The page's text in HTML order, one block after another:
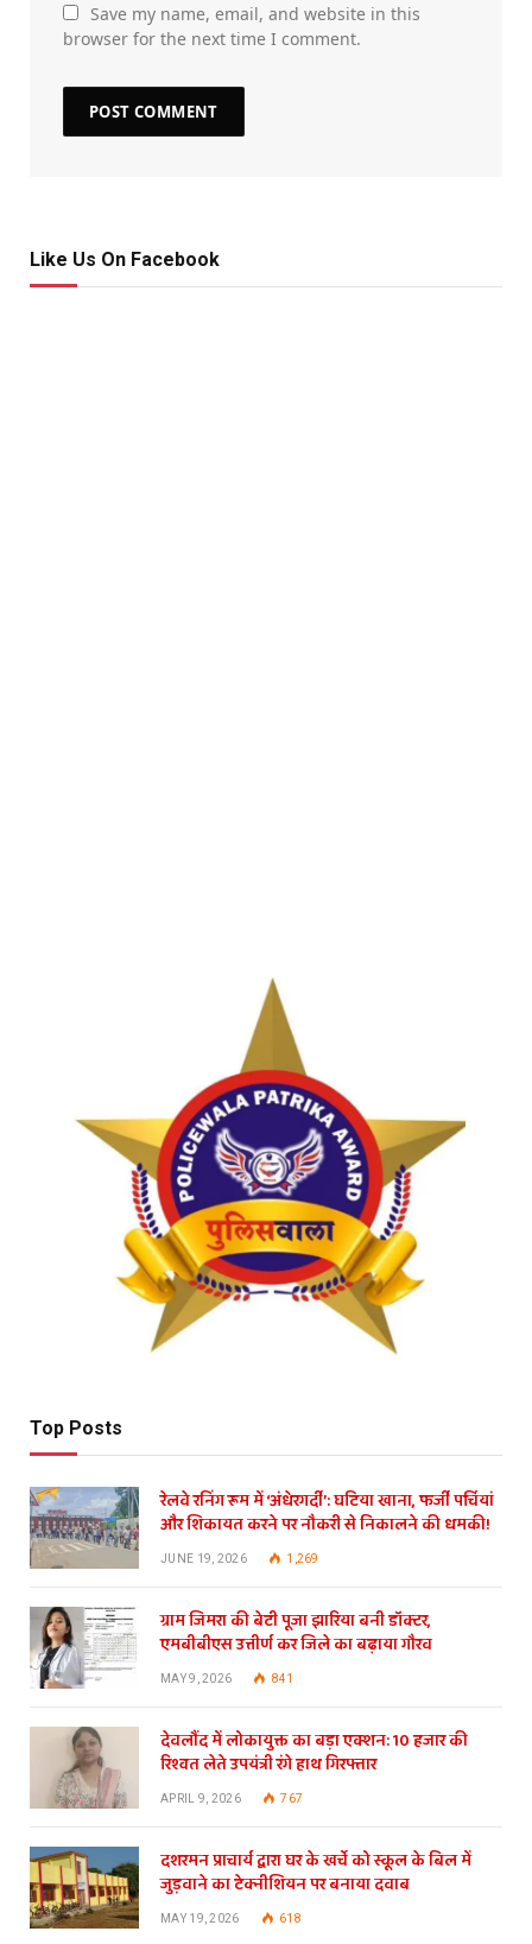
Save my name, email, and website in this
browser for the next time I comment.
Like Us On Facebook
Top Posts
रेलवे रनिंग रूम में ‘अंधेरगर्दी’: घटिया खाना, फर्जी पर्चियां
और शिकायत करने पर नौकरी से निकालने की धमकी!
JUNE 19, 2026 1,269
ग्राम जिमरा की बेटी पूजा झारिया बनी डॉक्टर,
एमबीबीएस उत्तीर्ण कर जिले का बढ़ाया गौरव
MAY 9, 2026 841
देवलौंद में लोकायुक्त का बड़ा एक्शन: 10 हजार की
रिश्वत लेते उपयंत्री रंगे हाथ गिरफ्तार
APRIL 9, 2026 767
दशरमन प्राचार्य द्वारा घर के खर्चे को स्कूल के बिल में
जुड़वाने का टेक्नीशियन पर बनाया दवाब
MAY 19, 2026 618